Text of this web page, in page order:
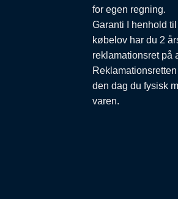
for egen regning.
Garanti I henhold
købelov har du 2
reklamationsret på
den dag du fysisk
varen.